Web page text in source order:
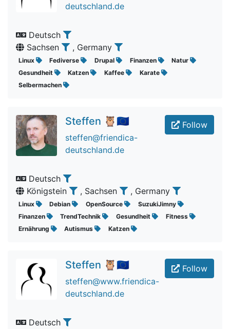
deutschland.de
Deutsch
Sachsen
, Germany
Linux Fediverse Drupal Finanzen
Natur
Gesundheit
Katzen Kaffee
Karate
Selbermachen
Follow
Steffen 🦉🇪🇺
steffen@friendica-
deutschland.de
Deutsch
Königstein
, Sachsen , Germany
Linux Debian OpenSource
SuzukiJimny
Finanzen
TrendTechnik Gesundheit
Fitness
Ernährung
Autismus Katzen
Follow
Steffen 🦉🇪🇺
steffen@www.friendica-
deutschland.de
Deutsch